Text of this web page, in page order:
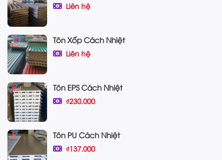
Liên hệ
Tôn Xốp Cách Nhiệt
Liên hệ
Tôn EPS Cách Nhiệt
₫230.000
Tôn PU Cách Nhiệt
₫137.000